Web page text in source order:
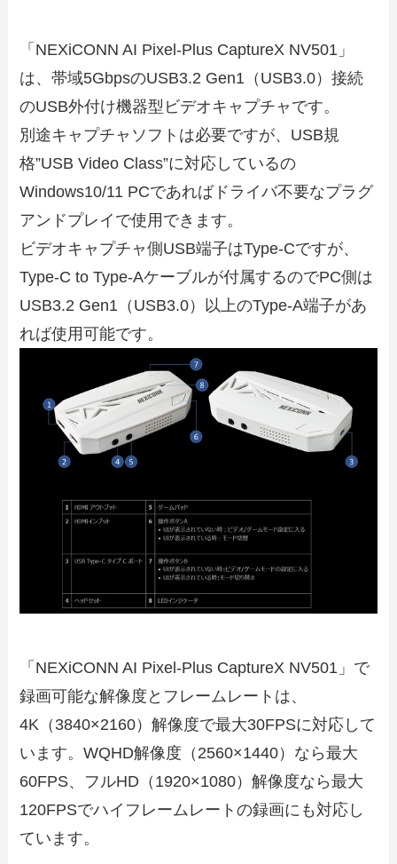
「NEXiCONN AI Pixel-Plus CaptureX NV501」
は、帯域5GbpsのUSB3.2 Gen1（USB3.0）接続
のUSB外付け機器型ビデオキャプチャです。
別途キャプチャソフトは必要ですが、USB規
格”USB Video Class”に対応しているの
Windows10/11 PCであればドライバ不要なプラグ
アンドプレイで使用できます。
ビデオキャプチャ側USB端子はType-Cですが、
Type-C to Type-Aケーブルが付属するのでPC側は
USB3.2 Gen1（USB3.0）以上のType-A端子があ
れば使用可能です。
「NEXiCONN AI Pixel-Plus CaptureX NV501」で
録画可能な解像度とフレームレートは、
4K（3840×2160）解像度で最大30FPSに対応して
います。WQHD解像度（2560×1440）なら最大
60FPS、フルHD（1920×1080）解像度なら最大
120FPSでハイフレームレートの録画にも対応し
ています。